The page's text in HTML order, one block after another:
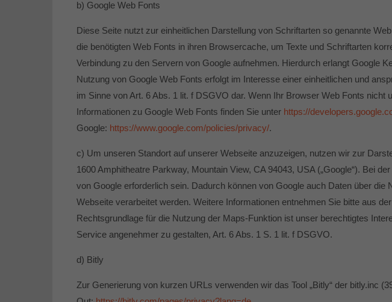
b) Google Web Fonts
Diese Seite nutzt zur einheitlichen Darstellung von Schriftarten so genannte
die benötigten Web Fonts in ihren Browsercache, um Texte und Schriftarten
Verbindung zu den Servern von Google aufnehmen. Hierdurch erlangt Google
Nutzung von Google Web Fonts erfolgt im Interesse einer einheitlichen und
im Sinne von Art. 6 Abs. 1 lit. f DSGVO dar. Wenn Ihr Browser Web Fonts
Informationen zu Google Web Fonts finden Sie unter https://
Google: https://www.google.com/policies/privacy/.
c) Um unseren Standort auf unserer Webseite anzuzeigen, nutzen wir zur
1600 Amphitheatre Parkway, Mountain View, CA 94043, USA („Google“). Bei
von Google erforderlich sein. Dadurch können von Google auch Daten über
Webseite verarbeitet werden. Weitere Informationen entnehmen Sie bitte aus
Rechtsgrundlage für die Nutzung der Maps-Funktion ist unser berechtigtes
Service angenehmer zu gestalten, Art. 6 Abs. 1 S. 1 lit. f DSGVO.
d) Bitly
Zur Generierung von kurzen URLs verwenden wir das Tool „Bitly“ der bitly.inc